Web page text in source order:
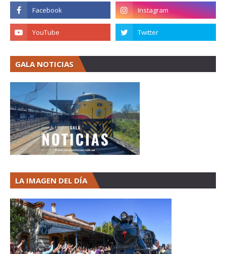
GALA NOTICIAS
LA IMAGEN DEL DÍA